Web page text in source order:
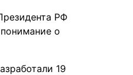
РФ
о
19